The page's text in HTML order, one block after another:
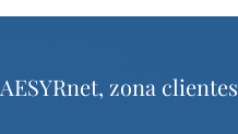
AESYRnet, zona clientes